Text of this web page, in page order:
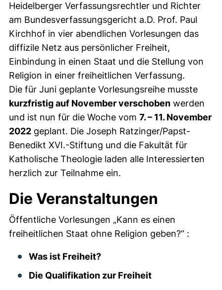
Heidelberger Verfassungsrechtler und Richter
am Bundesverfassungsgericht a.D. Prof. Paul
Kirchhof in vier abendlichen Vorlesungen das
diffizile Netz aus persönlicher Freiheit,
Einbindung in einen Staat und die Stellung von
Religion in einer freiheitlichen Verfassung.
Die für Juni geplante Vorlesungsreihe musste
kurzfristig auf November verschoben werden
und ist nun für die Woche vom 7. – 11. November
2022 geplant. Die Joseph Ratzinger/Papst-
Benedikt XVI.-Stiftung und die Fakultät für
Katholische Theologie laden alle Interessierten
herzlich zur Teilnahme ein.
Die Veranstaltungen
Öffentliche Vorlesungen „Kann es einen
freiheitlichen Staat ohne Religion geben?“ :
Was ist Freiheit?
Die Qualifikation zur Freiheit